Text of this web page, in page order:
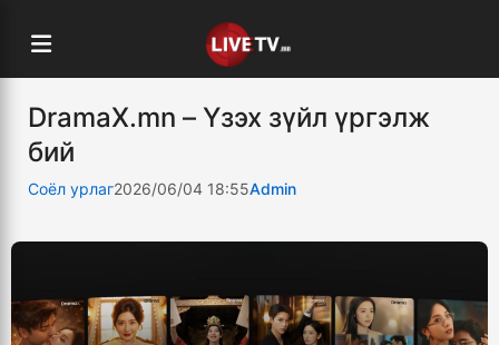
DramaX.mn – Үзэх зүйл үргэлж
бий
Соёл урлаг2026/06/04 18:55Admin